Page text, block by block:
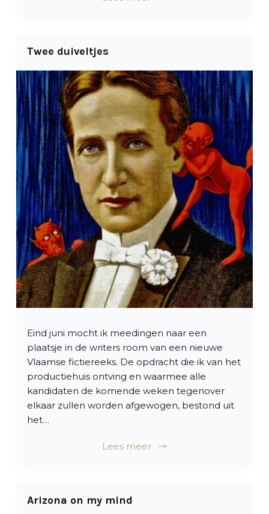
Twee duiveltjes
Eind juni mocht ik meedingen naar een
plaatsje in de writers room van een nieuwe
Vlaamse fictiereeks. De opdracht die ik van het
productiehuis ontving en waarmee alle
kandidaten de komende weken tegenover
elkaar zullen worden afgewogen, bestond uit
het…
Lees meer
Arizona on my mind